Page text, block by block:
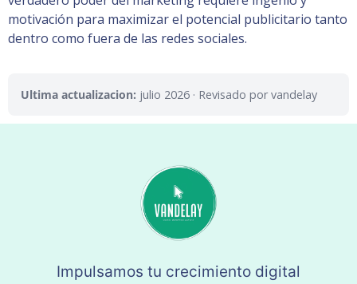
motivación para maximizar el potencial publicitario tanto
dentro como fuera de las redes sociales.
Ultima actualizacion: julio 2026 · Revisado por vandelay
Impulsamos tu crecimiento digital